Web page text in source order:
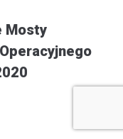
Mosty